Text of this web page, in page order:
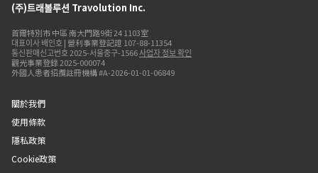
(주)트래볼루션 Travolution Inc.
首爾特別市 中區 南大門路9街 24 1103室
대표이사 배인호 | 營利事業登記證 107-88-11354
통신판매신고번호 2025-서울중구-1566사업자 정보 확인
觀光事業登錄 2025-000074
外國人患者招攬註冊機構 #A-2026-01-01-06849
關於我們
使用條款
隱私政策
Cookie政策